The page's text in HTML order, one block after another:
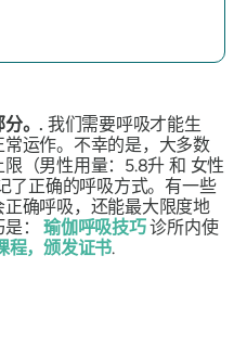
。. 我们需要呼吸才能生
运作。不幸的是，大多数
限（男性用量：5.8升 和 女性
了正确的呼吸方式。有一些
确呼吸，还能最大限度地
是：瑜伽呼吸技巧诊所内使
程，颁发证书.